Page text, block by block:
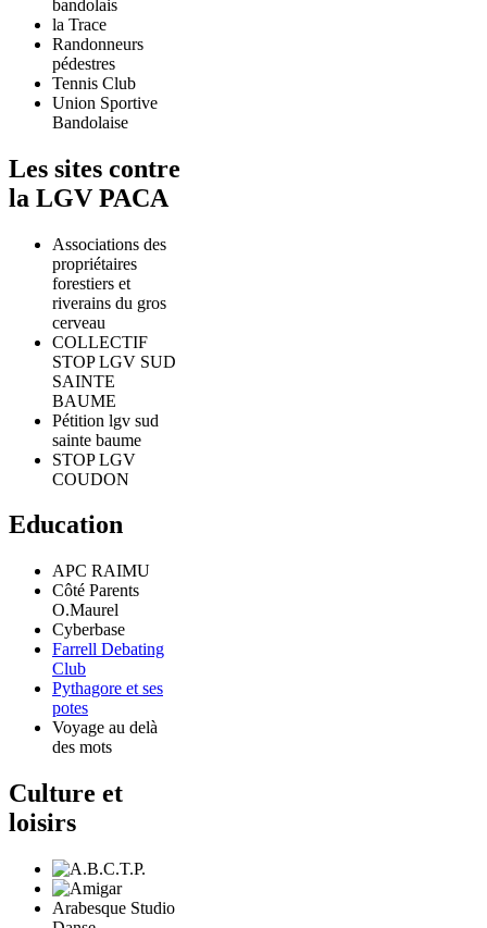
bandolais
la Trace
Randonneurs
pédestres
Tennis Club
Union Sportive
Bandolaise
Les sites contre
la LGV PACA
Associations des
propriétaires
forestiers et
riverains du gros
cerveau
COLLECTIF
STOP LGV SUD
SAINTE
BAUME
Pétition lgv sud
sainte baume
STOP LGV
COUDON
Education
APC RAIMU
Côté Parents
O.Maurel
Cyberbase
Farrell Debating
Club
Pythagore et ses
potes
Voyage au delà
des mots
Culture et
loisirs
Arabesque Studio